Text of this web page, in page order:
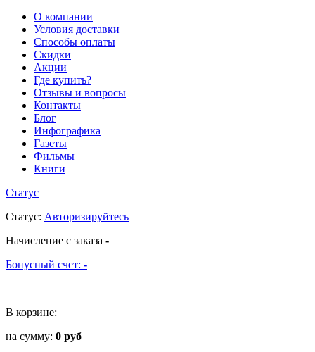
О компании
Условия доставки
Способы оплаты
Скидки
Акции
Где купить?
Отзывы и вопросы
Контакты
Блог
Инфографика
Газеты
Фильмы
Книги
Статус
Статус: Авторизируйтесь
Начисление с заказа -
Бонусный счет: -
В корзине:
на сумму: 0 руб